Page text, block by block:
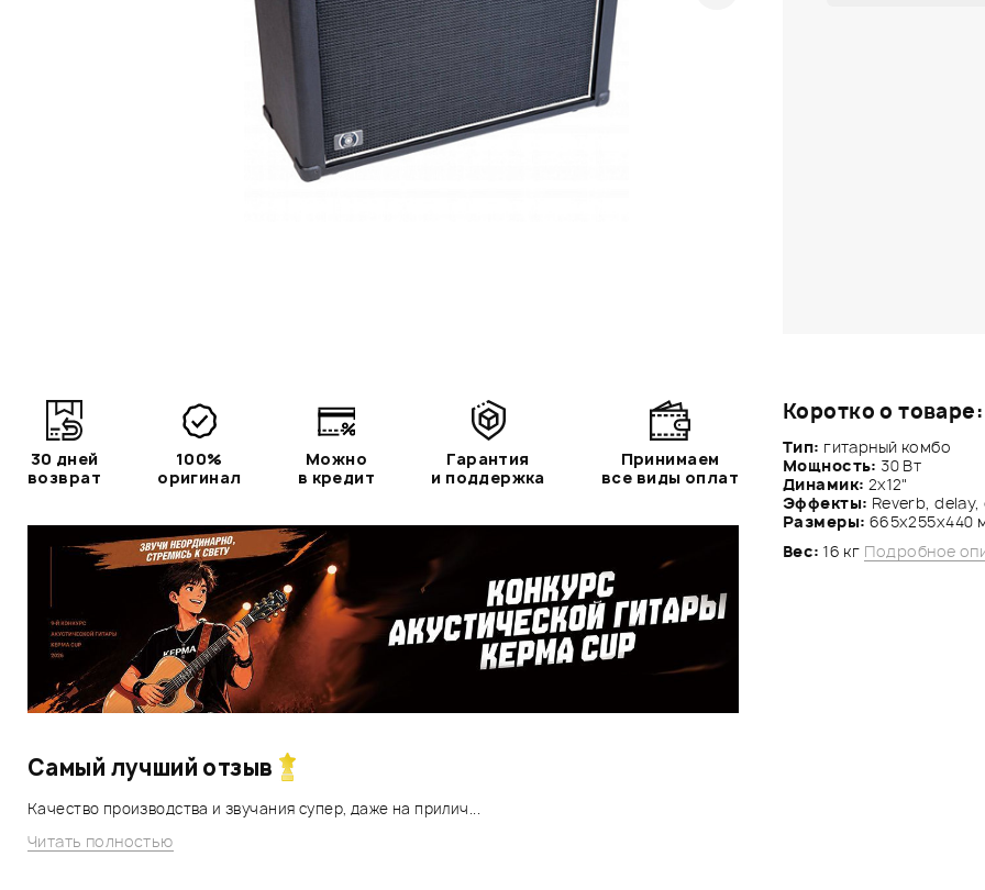
Коротко о товаре:
Тип: гитарный комбо
Мощность: 30 Вт
Динамик: 2х12"
Эффекты: Reverb,
Размеры: 665x255x440
Вес: 16 кг Подробное
30 дней
возврат
100%
оригинал
Можно
в кредит
Гарантия
и поддержка
Принимаем
все виды оплат
Самый лучший отзыв
Качество производства и звучания супер, даже на прилич...
Читать полностью